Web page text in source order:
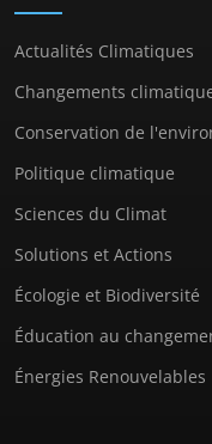
Actualités Climatiques
Changements
Conservation de
Politique climatique
Sciences du Climat
Solutions et Actions
Écologie et Biodiversité
Éducation au
Énergies Renouvelables